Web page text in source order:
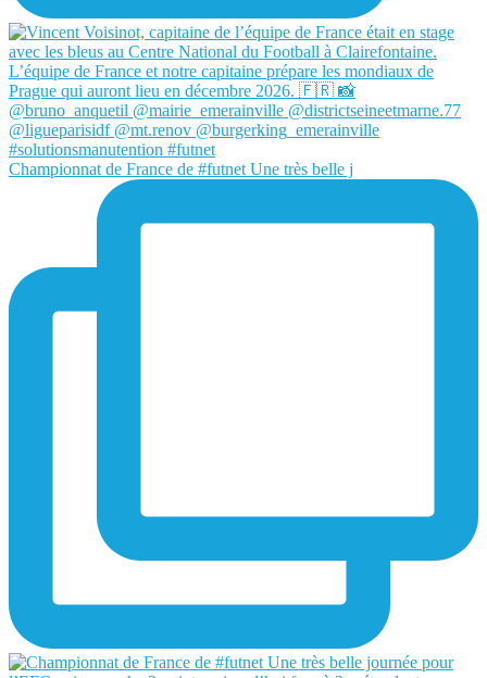
Championnat de France de #futnet Une très belle j